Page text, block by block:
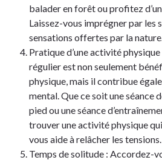
balader en forêt ou profitez
Laissez-vous imprégner par les
sensations offertes par la nature.
Pratique d’une activité physique
régulier est non seulement
physique, mais il contribue
mental. Que ce soit une séance
pied ou une séance
trouver une activité physique
vous aide à relâcher les tensions.
Temps de solitude : Accordez-